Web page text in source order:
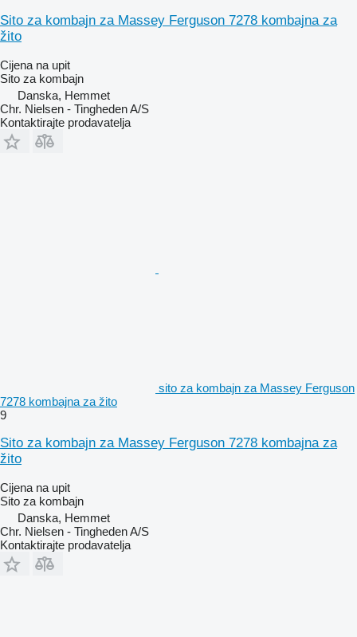
Sito za kombajn za Massey Ferguson 7278 kombajna za
žito
Cijena na upit
Sito za kombajn
Danska, Hemmet
Chr. Nielsen - Tingheden A/S
Kontaktirajte prodavatelja
sito za kombajn za Massey Ferguson
7278 kombajna za žito
9
Sito za kombajn za Massey Ferguson 7278 kombajna za
žito
Cijena na upit
Sito za kombajn
Danska, Hemmet
Chr. Nielsen - Tingheden A/S
Kontaktirajte prodavatelja